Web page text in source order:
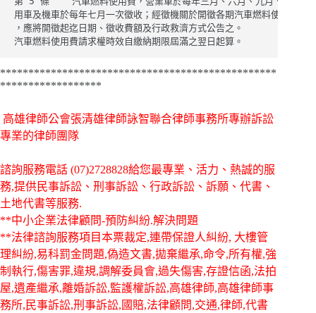
用車及機車於每年七月一次徵收；經徵機關於開徵各期汽車燃料使用費前
，應將開徵起迄日期、徵收費額及行政救濟方式公告之。
汽車燃料使用費請求權時效自繳納期限屆滿之翌日起算。
*************************************************
******************
高雄律師公會張清雄律師詠智聯合律師事務所專辦訴訟
專業的律師團隊
諮詢服務電話 (07)2728828給您最專業、活力、熱誠的服
務,提供民事訴訟、刑事訴訟、行政訴訟、訴願、代書、
土地代書等服務.
**中小企業法律顧問-預防糾紛.解決問題
**法律諮詢服務項目本票裁定,連帶保證人糾紛, 大樓管
理糾紛,易科罰金問題,偽造文書,拋棄繼承,命令,所有權,強
制執行,傷害罪,違規,調解委員會,過失傷害,存證信函,法拍
屋,遺產繼承,離婚訴訟,監護權訴訟,高雄律師,高雄律師事
務所,民事訴訟,刑事訴訟,國賠,法律顧問,交通,律師,代書